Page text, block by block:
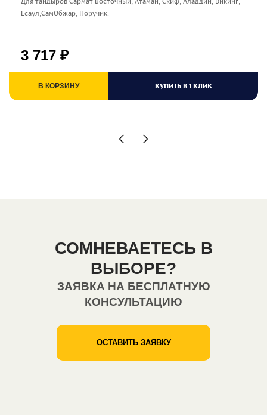
Есаул,СамОбжар, Поручик.
3 717 ₽
В КОРЗИНУ КУПИТЬ В 1 КЛИК
СОМНЕВАЕТЕСЬ В
ВЫБОРЕ?
ЗАЯВКА НА БЕСПЛАТНУЮ
КОНСУЛЬТАЦИЮ
ОСТАВИТЬ ЗАЯВКУ